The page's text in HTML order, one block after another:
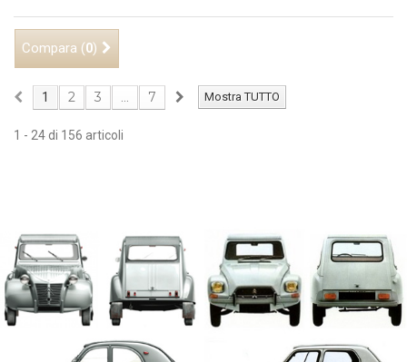
Compara (0)
Mostra TUTTO
1 2 3 7
1 - 24 di 156 articoli